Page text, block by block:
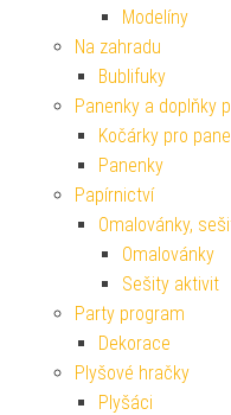
Modelíny
Na zahradu
Bublifuky
Panenky a doplňky
Kočárky pro
Panenky
Papírnictví
Omalovánky,
Omalovánky
Sešity aktivit
Party program
Dekorace
Plyšové hračky
Plyšáci